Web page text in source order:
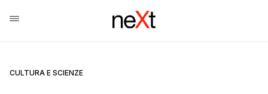
CULTURA E SCIENZE